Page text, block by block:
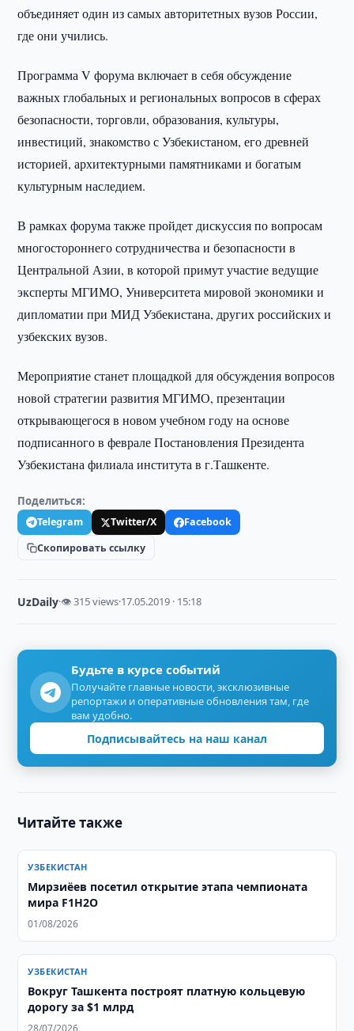
объединяет один из самых авторитетных вузов России,
где они учились.
Программа V форума включает в себя обсуждение
важных глобальных и региональных вопросов в сферах
безопасности, торговли, образования, культуры,
инвестиций, знакомство с Узбекистаном, его древней
историей, архитектурными памятниками и богатым
культурным наследием.
В рамках форума также пройдет дискуссия по вопросам
многостороннего сотрудничества и безопасности в
Центральной Азии, в которой примут участие ведущие
эксперты МГИМО, Университета мировой экономики и
дипломатии при МИД Узбекистана, других российских и
узбекских вузов.
Мероприятие станет площадкой для обсуждения вопросов
новой стратегии развития МГИМО, презентации
открывающегося в новом учебном году на основе
подписанного в феврале Постановления Президента
Узбекистана филиала института в г.Ташкенте.
Поделиться:
Telegram Twitter/X
Facebook
Скопировать ссылку
UzDaily·👁 315 views·17.05.2019 · 15:18
Будьте в курсе событий
Получайте главные новости, эксклюзивные
репортажи и оперативные обновления там, где
вам удобно.
Подписывайтесь на наш канал
Читайте также
УЗБЕКИСТАН
Мирзиёев посетил открытие этапа чемпионата
мира F1H2O
01/08/2026
УЗБЕКИСТАН
Вокруг Ташкента построят платную кольцевую
дорогу за $1 млрд
28/07/2026